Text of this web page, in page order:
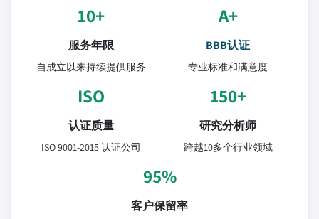
10+
服务年限
自成立以来持续提供服务
A+
BBB认证
专业标准和满意度
ISO
认证质量
ISO 9001-2015 认证公司
150+
研究分析师
跨越10多个行业领域
95%
客户保留率